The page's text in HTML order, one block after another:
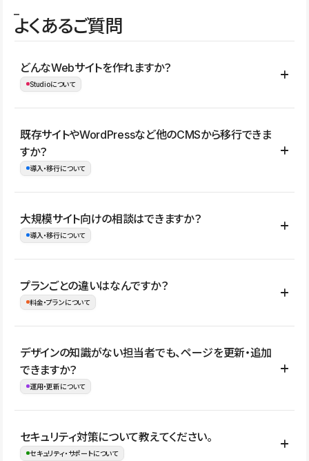
よくあるご質問
どんなWebサイトを作れますか？
Studioについて
コーポレートサイト、サービスサイト、LP、採用サイト、ブロ
グ・メディア、イベントサイト、店舗・商品紹介サイト、ポートフ
ォリオなど幅広く制作できます。
既存サイトやWordPressなど他のCMSから移行できま
すか？
導入・移行について
はい。既存サイトの構成やコンテンツ、URLを整理したうえで、
Studio上に再構築する形で移行できます。 WordPressの場合は、
イト全体のデザインや設定がそのまま移行されるわけではないた
め、移行後にページ構成やデザイン、CMS設計、URL・リダイレク
大規模サイト向けの相談はできますか？
導入・移行について
はい。アクセス規模が大きいサイトや、複数部門での運用、権限管
理、セキュリティ確認、既存システムとの連携など、個別の要件が
ない段階でも、お問い合わせください。
お問合せはこちら
プランごとの違いはなんですか？
料金・プランについて
公開ページ数、バージョン履歴の期間、CMS利用数の上限、権限
管理の有無などがプランごとに異なります。詳しくは料金プランペ
ージをご覧ください。
デザインの知識がない担当者でも、ページを更新・追加
できますか？
運用・更新について
はい。CMSやコンポーネントを活用して更新範囲を設計しておく
ことで、デザインを崩しにくい状態で運用できます。 さらにコン
セキュリティ対策について教えてください。
セキュリティ・サポートについて